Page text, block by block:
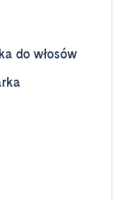
do włosów